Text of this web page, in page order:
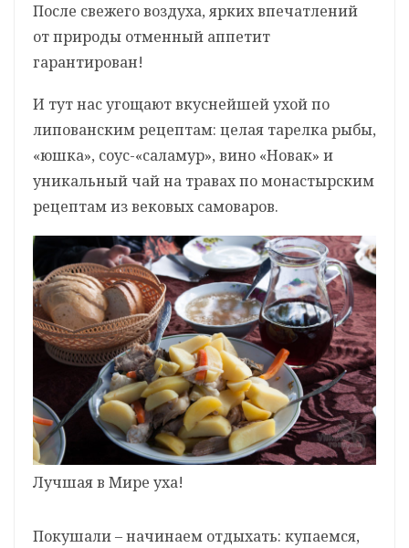
После свежего воздуха, ярких впечатлений
от природы отменный аппетит
гарантирован!
И тут нас угощают вкуснейшей ухой по
липованским рецептам: целая тарелка рыбы,
«юшка», соус-«саламур», вино «Новак» и
уникальный чай на травах по монастырским
рецептам из вековых самоваров.
Лучшая в Мире уха!
Покушали – начинаем отдыхать: купаемся,